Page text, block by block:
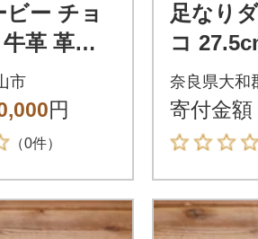
ー チョ
革 革靴
ンズシュ
市
円
（0件）
足なり
コ
ーズ
奈良県大和
寄付金額